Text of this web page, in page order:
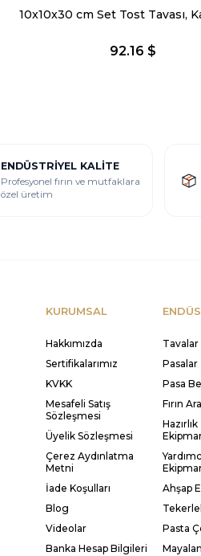
10x10x30 cm Set Tost Tavası,
92.16 $
ENDÜSTRIYEL KALITE
Profesyonel fırın ve mutfaklara
özel üretim
KURUMSAL
Hakkımızda
Sertifikalarımız
KVKK
Mesafeli Satış
Sözleşmesi
Üyelik Sözleşmesi
Çerez Aydınlatma
Metni
İade Koşulları
Blog
Videolar
Banka Hesap Bilgileri
Tavalar
Pasalar
Pasa
Fırın
Hazırlık
Ahşap
Pasta